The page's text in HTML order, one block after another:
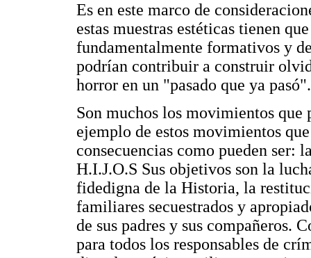
Es en este marco de
estas muestras estéticas tienen
fundamentalmente formativos y
podrían contribuir a construir
horror en un "pasado que ya pasó".
Son muchos los movimientos
ejemplo de estos movimientos
consecuencias como pueden ser:
H.I.J.O.S Sus objetivos son la
fidedigna de la Historia, la
familiares secuestrados y
de sus padres y sus compañeros.
para todos los responsables de